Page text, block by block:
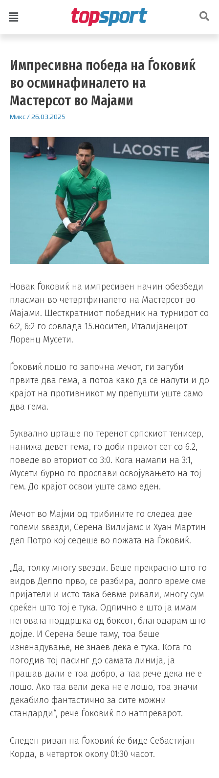
Импресивна победа на Ѓоковиќ
во осминафиналето на
Мастерсот во Мајами
Микс/26.03.2025
Новак Ѓоковиќ на импресивен начин обезбеди
пласман во четвртфиналето на Мастерсот во
Мајами. Шесткратниот победник на турнирот со
6:2, 6:2 го совлада 15.носител, Италијанецот
Лоренц Мусети.
Ѓоковиќ лошо го започна мечот, ги загуби
првите два гема, а потоа како да се налути и до
крајот на противникот му препушти уште само
два гема.
Буквално црташе по теренот српскиот тенисер,
нанижа девет гема, го доби првиот сет со 6.2,
поведе во вториот со 3:0. Кога намали на 3:1,
Мусети бурно го прослави освојувањето на тој
гем. До крајот освои уште само еден.
Мечот во Мајми од трибините го следеа две
големи ѕвезди, Серена Вилијамс и Хуан Мартин
дел Потро кој седеше во ложата на Ѓоковиќ.
„Да, толку многу ѕвезди. Беше прекрасно што го
видов Делпо прво, се разбира, долго време сме
пријатели и исто така бевме ривали, многу сум
среќен што тој е тука. Одлично е што ја имам
неговата поддршка од боксот, благодарам што
дојде. И Серена беше таму, тоа беше
изненадување, не знаев дека е тука. Кога го
погодив тој пасинг до самата линија, ја
прашав дали е тоа добро, а таа рече дека не е
лошо. Ако таа вели дека не е лошо, тоа значи
декабило фантастично за сите можни
стандарди“, рече Ѓоковиќ по натпреварот.
Следен ривал на Ѓоковиќ ќе биде Себастијан
Корда, в четврток околу 01:30 часот.